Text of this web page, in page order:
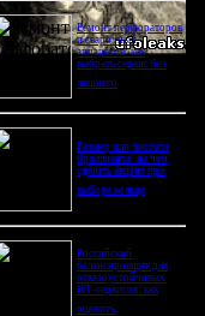
Ремонт перфораторов
и сварочных
аппаратов: как
выбрать сервис без
лишнего
Размер или чистота
бриллианта: на чем
сделать акцент при
выборе кольца
Российский
балансировщик для
отказоустойчивых
ИТ-сервисов: как
оценить